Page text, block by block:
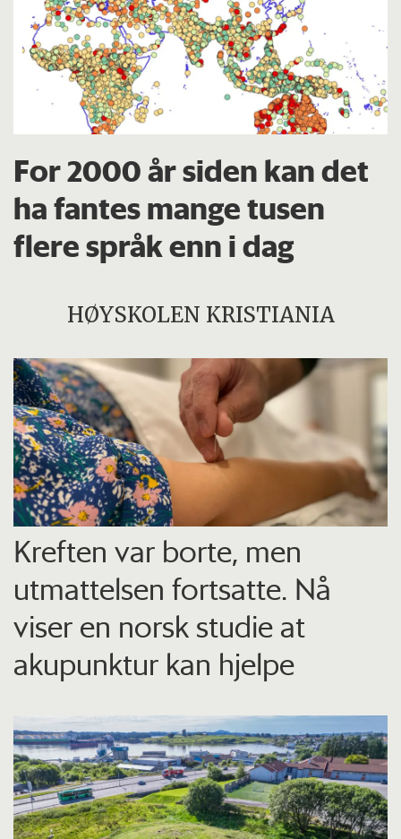
For 2000 år siden kan det
ha fantes mange tusen
flere språk enn i dag
HØYSKOLEN KRISTIANIA
Kreften var borte, men
utmattelsen fortsatte. Nå
viser en norsk studie at
akupunktur kan hjelpe